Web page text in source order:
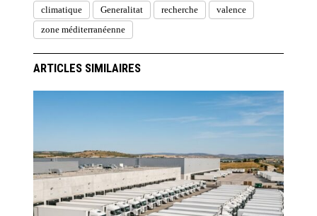
climatique Generalitat recherche
valence
zone méditerranéenne
ARTICLES SIMILAIRES